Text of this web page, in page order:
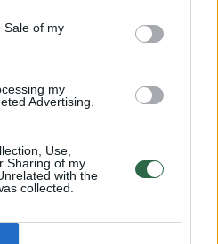
Sale of my
my
Advertising.
Use,
Sharing of my
with the
collected.
00:00:59
Vakarinis aplinkkelis:
automobilis sužalojo